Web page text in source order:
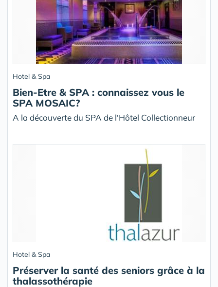
Hotel & Spa
Bien-Etre & SPA : connaissez vous le
SPA MOSAIC?
A la découverte du SPA de l'Hôtel Collectionneur
Hotel & Spa
Préserver la santé des seniors grâce à la
thalassothérapie